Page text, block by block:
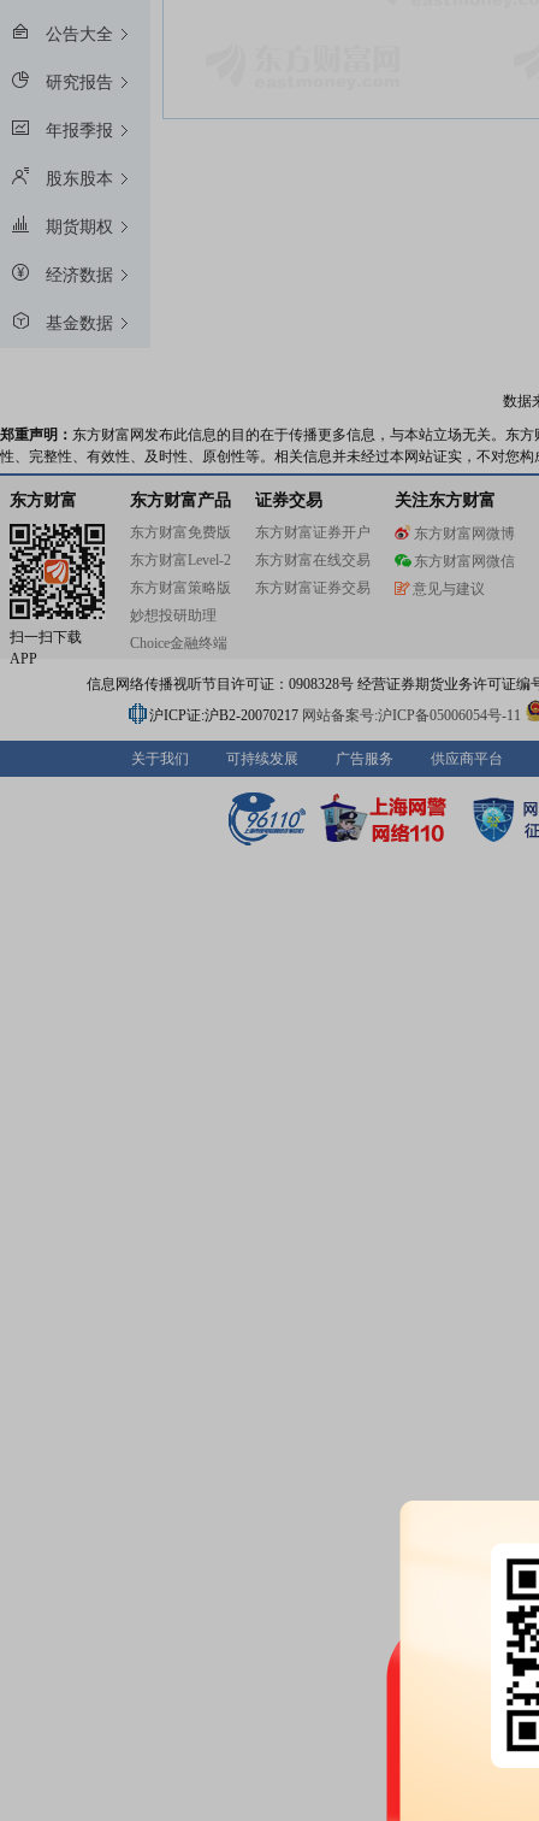
公告大全
研究报告
年报季报
股东股本
期货期权
经济数据
基金数据
数据
郑重声明： 东方财富网发布此信息的目的在于传播更多信息，与本站立场无关。东
性、完整性、有效性、及时性、原创性等。相关信息并未经过本网站证实，不对您
东方财富
扫一扫下载
APP
东方财富产品
东方财富免费版
东方财富Level-2
东方财富策略版
妙想投研助理
Choice金融终端
证券交易
东方财富证券开户
东方财富在线交易
东方财富证券交易
关注东方财富
东方财富网微博
东方财富网微信
意见与建议
信息网络传播视听节目许可证：0908328号 经营证券期货业务许可证编
沪ICP证:沪B2-20070217 网站备案号:沪ICP备05006054号-11
关于我们 可持续发展 广告服务 供应商平台